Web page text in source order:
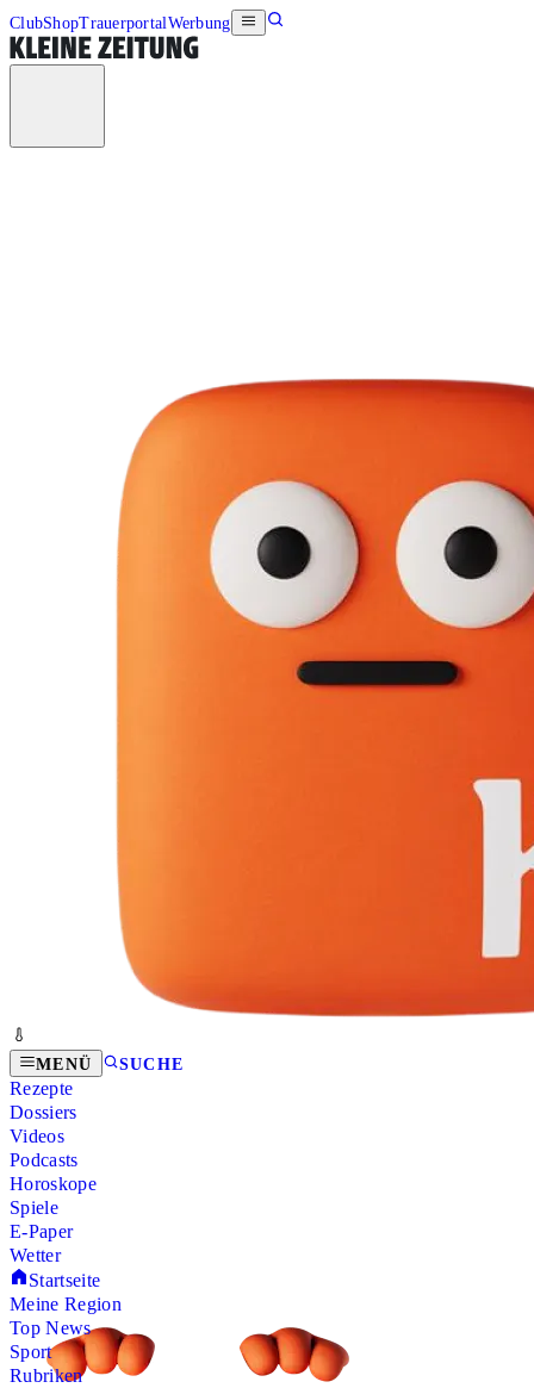
ClubShopTrauerportalWerbung
MENÜ SUCHE
Rezepte
Dossiers
Videos
Podcasts
Horoskope
Spiele
E-Paper
Wetter
Startseite
Meine Region
Top News
Sport
Rubriken